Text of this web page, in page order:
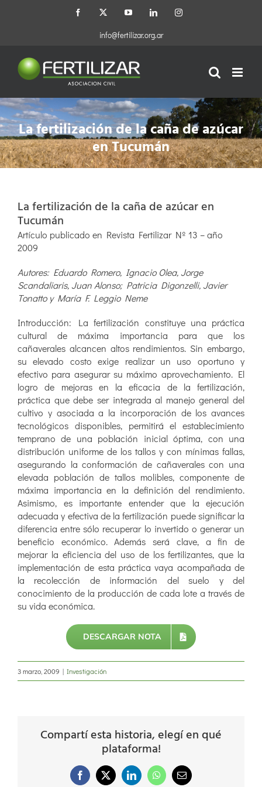
Facebook
X YouTubeLinkedInInstagram
info@fertilizar.org.ar
La fertilización de la caña de azúcar
en Tucumán
La fertilización de la caña de azúcar en
Tucumán
Artículo publicado en Revista Fertilizar Nº 13 – año
2009
Autores: Eduardo Romero, Ignacio Olea, Jorge
Scandaliaris, Juan Alonso; Patricia Digonzelli, Javier
Tonatto y María F. Leggio Neme
Introducción: La fertilización constituye una práctica
cultural de máxima importancia para que los
cañaverales alcancen altos rendimientos. Sin embargo,
su elevado costo exige realizar un uso oportuno y
efectivo para asegurar su máximo aprovechamiento. El
logro de mejoras en la eficacia de la fertilización,
práctica que debe ser integrada al manejo general del
cultivo y asociada a la incorporación de los avances
tecnológicos disponibles, permitirá el establecimiento
temprano de una población inicial óptima, con una
distribución uniforme de los tallos y con mínimas fallas,
asegurando la conformación de cañaverales con una
elevada población de tallos molibles, componente de
máxima importancia en la definición del rendimiento.
Asimismo, es importante entender que la ejecución
adecuada y efectiva de la fertilización puede significar la
diferencia entre sólo recuperar lo invertido o generar un
beneficio económico. Además será clave, a fin de
mejorar la eficiencia del uso de los fertilizantes, que la
implementación de esta práctica vaya acompañada de
la recolección de información del suelo y del
conocimiento de la producción de cada lote a través de
su vida económica.
DESCARGAR NOTA
3 marzo, 2009 | Investigación
Compartí esta historia, elegí en qué
plataforma!
Facebook
X LinkedInWhatsAppCorreo